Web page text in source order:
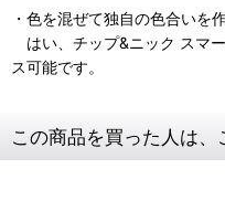
・色を混ぜて独自の色合いを
はい、チップ&ニック スマ
ス可能です。
この商品を買った人は